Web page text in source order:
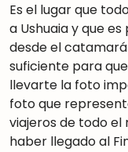
Es el lugar que
a Ushuaia y que
desde el
suficiente para
llevarte la foto
foto que
viajeros de todo el
haber llegado al